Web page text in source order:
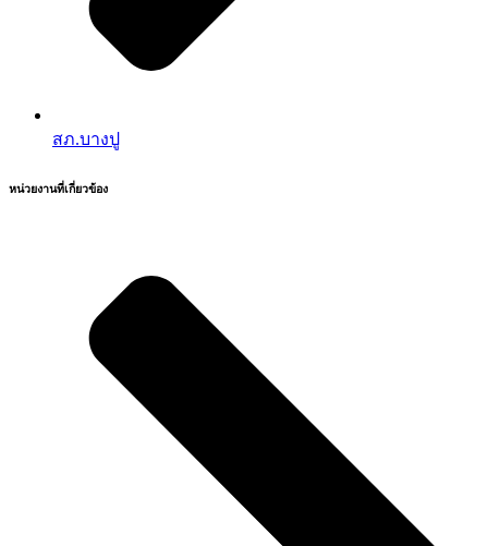
สภ.บางปู
หน่วยงานที่เกี่ยวข้อง